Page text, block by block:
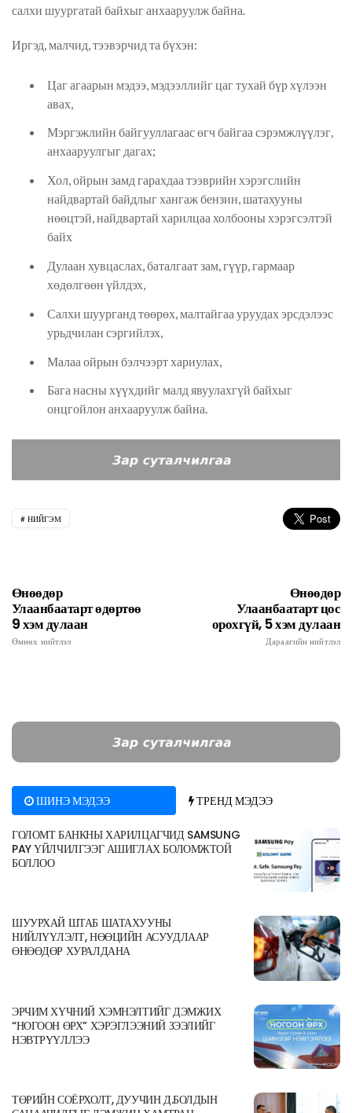
салхи шуургатай байхыг анхааруулж байна.
Иргэд, малчид, тээвэрчид та бүхэн:
Цаг агаарын мэдээ, мэдээллийг цаг тухай бүр хүлээн
авах,
Мэргэжлийн байгууллагаас өгч байгаа сэрэмжлүүлэг,
анхааруулгыг дагах;
Хол, ойрын замд гарахдаа тээврийн хэрэгслийн
найдвартай байдлыг хангаж бензин, шатахууны
нөөцтэй, найдвартай харилцаа холбооны хэрэгсэлтэй
байх
Дулаан хувцаслах, баталгаат зам, гүүр, гармаар
хөдөлгөөн үйлдэх,
Салхи шуурганд төөрөх, малтайгаа уруудах эрсдэлээс
урьдчилан сэргийлэх,
Малаа ойрын бэлчээрт хариулах,
Бага насны хүүхдийг малд явуулахгүй байхыг
онцгойлон анхааруулж байна.
НИЙГЭМ
Өнөөдөр
Улаанбаатарт өдөртөө
9 хэм дулаан
Өмнөх нийтлэл
Өнөөдөр
Улаанбаатарт цос
орохгүй, 5 хэм дулаан
Дараагийн нийтлэл
ШИНЭ МЭДЭЭ ТРЕНД МЭДЭЭ
ГОЛОМТ БАНКНЫ ХАРИЛЦАГЧИД SAMSUNG
PAY ҮЙЛЧИЛГЭЭГ АШИГЛАХ БОЛОМЖТОЙ
БОЛЛОО
ШУУРХАЙ ШТАБ ШАТАХУУНЫ
НИЙЛҮҮЛЭЛТ, НӨӨЦИЙН АСУУДЛААР
ӨНӨӨДӨР ХУРАЛДАНА
ЭРЧИМ ХҮЧНИЙ ХЭМНЭЛТИЙГ ДЭМЖИХ
“НОГООН ӨРХ” ХЭРЭГЛЭЭНИЙ ЗЭЭЛИЙГ
НЭВТРҮҮЛЛЭЭ
ТӨРИЙН СОЁРХОЛТ, ДУУЧИН Д.БОЛДЫН